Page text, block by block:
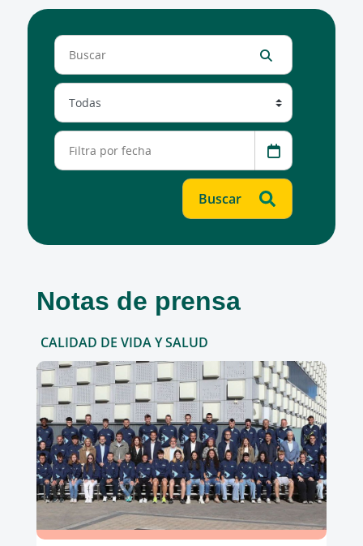
Notas de prensa
CALIDAD DE VIDA Y SALUD